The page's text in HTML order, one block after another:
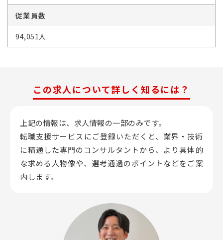
従業員数
94,051人
この求人について詳しく知るには？
上記の情報は、求人情報の一部のみです。
転職支援サービスにご登録いただくと、業界・技術
に精通した専門のコンサルタントから、 より具体的
な求める人物像や、選考通過のポイントなどをご案
内します。